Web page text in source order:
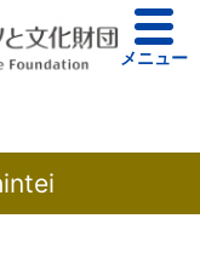
メニュー